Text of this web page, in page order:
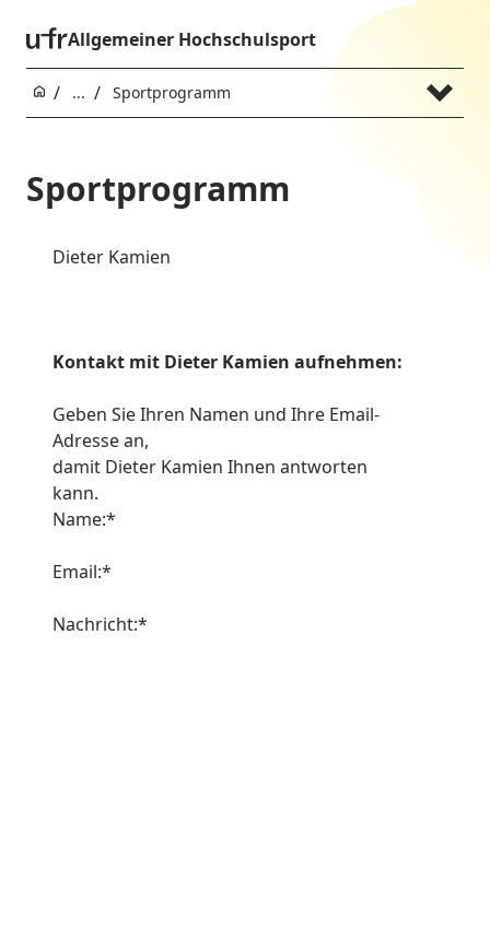
Allgemeiner Hochschulsport
... Sportprogramm
Sportprogramm
Dieter Kamien
Kontakt mit Dieter Kamien aufnehmen:
Geben Sie Ihren Namen und Ihre Email-
Adresse an,
damit Dieter Kamien Ihnen antworten
kann.
Name:*
Email:*
Nachricht:*